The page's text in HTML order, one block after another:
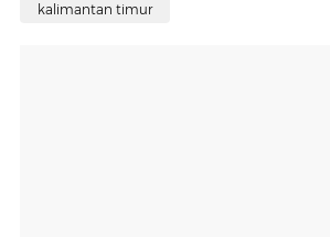
kalimantan timur